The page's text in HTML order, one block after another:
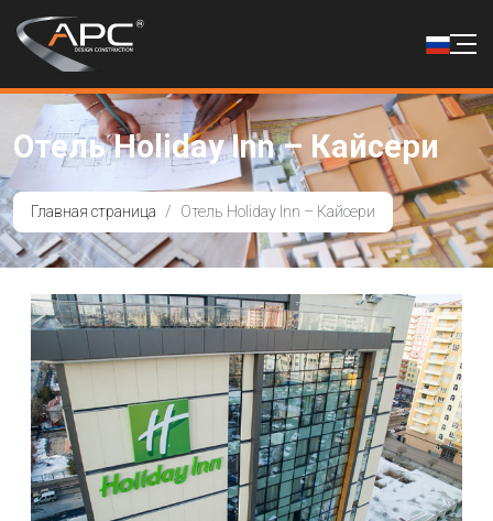
Отель Holiday Inn – Кайсери
Главная страница Отель Holiday Inn – Кайсери